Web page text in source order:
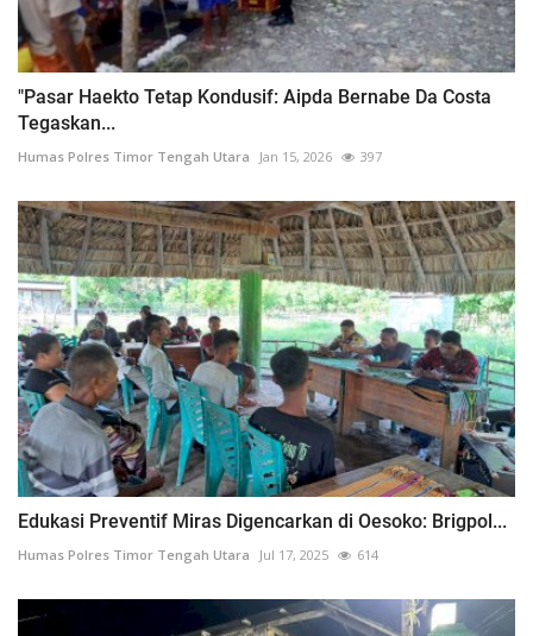
"Pasar Haekto Tetap Kondusif: Aipda Bernabe Da Costa
Tegaskan...
Humas Polres Timor Tengah Utara Jan 15, 2026 397
Edukasi Preventif Miras Digencarkan di Oesoko: Brigpol...
Humas Polres Timor Tengah Utara Jul 17, 2025 614